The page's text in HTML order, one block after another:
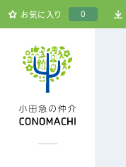
お気に入り 0